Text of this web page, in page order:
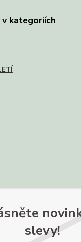
v kategoriích
slevy!